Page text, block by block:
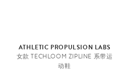
ATHLETIC PROPULSION LABS
女款 TECHLOOM ZIPLINE 系带运
动鞋